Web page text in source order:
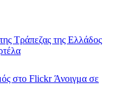
Τράπεζας της Ελλάδος
στο FlickrΆνοιγμα σε